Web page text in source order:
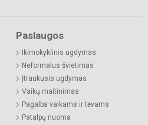
Paslaugos
Ikimokyklinis ugdymas
Neformalus švietimas
Įtraukusis ugdymas
Vaikų maitinimas
Pagalba vaikams ir tėvams
Patalpų nuoma